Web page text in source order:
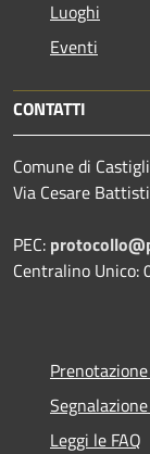
Luoghi
Eventi
CONTATTI
Comune di
Via Cesare
PEC:
Centralino Unico:
Leggi le FAQ